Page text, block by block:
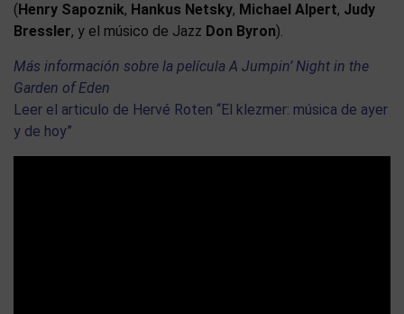
( Henry Sapoznik, Hankus Netsky, Michael Alpert, Judy
Bressler, y el músico de Jazz Don Byron).
Más información sobre la película A Jumpin’ Night in the
Garden of Eden
Leer el articulo de Hervé Roten “El klezmer: música de ayer
y de hoy”